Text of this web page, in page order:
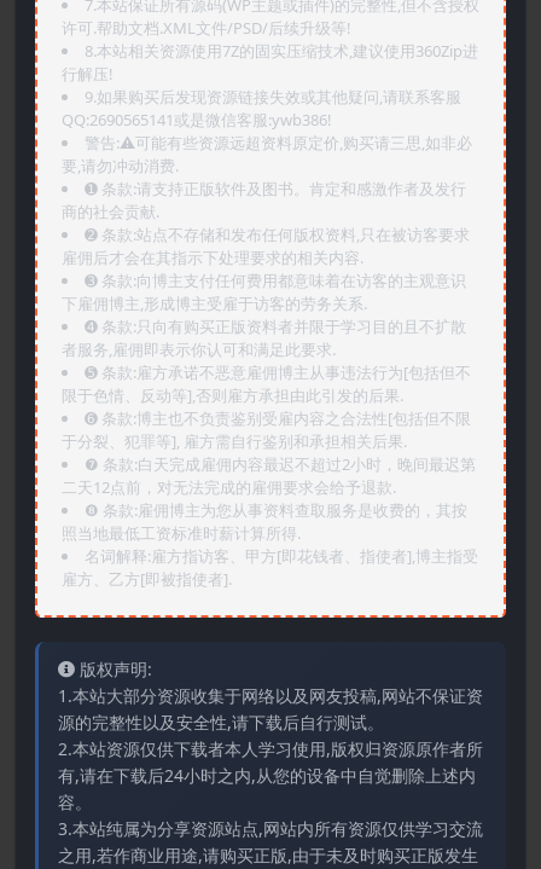
7.本站保证所有源码(WP主题或插件)的完整性,但不含授权
许可.帮助文档.XML文件/PSD/后续升级等!
8.本站相关资源使用7Z的固实压缩技术,建议使用360Zip进
行解压!
9.如果购买后发现资源链接失效或其他疑问,请联系客服
QQ:2690565141或是微信客服:ywb386!
警告:⚠️可能有些资源远超资料原定价,购买请三思,如非必
要,请勿冲动消费.
➊️ 条款:请支持正版软件及图书。肯定和感激作者及发行
商的社会贡献.
➋️ 条款:站点不存储和发布任何版权资料,只在被访客要求
雇佣后才会在其指示下处理要求的相关内容.
➌️ 条款:向博主支付任何费用都意味着在访客的主观意识
下雇佣博主,形成博主受雇于访客的劳务关系.
➍️ 条款:只向有购买正版资料者并限于学习目的且不扩散
者服务,雇佣即表示你认可和满足此要求.
➎ 条款:雇方承诺不恶意雇佣博主从事违法行为[包括但不
限于色情、反动等],否则雇方承担由此引发的后果.
➏️ 条款:博主也不负责鉴别受雇内容之合法性[包括但不限
于分裂、犯罪等], 雇方需自行鉴别和承担相关后果.
❼ 条款:白天完成雇佣内容最迟不超过2小时，晚间最迟第
二天12点前，对无法完成的雇佣要求会给予退款.
❽ 条款:雇佣博主为您从事资料查取服务是收费的，其按
照当地最低工资标准时薪计算所得.
名词解释:雇方指访客、甲方[即花钱者、指使者],博主指受
雇方、乙方[即被指使者].
版权声明:
1.本站大部分资源收集于网络以及网友投稿,网站不保证资
源的完整性以及安全性,请下载后自行测试。
2.本站资源仅供下载者本人学习使用,版权归资源原作者所
有,请在下载后24小时之内,从您的设备中自觉删除上述内
容。
3.本站纯属为分享资源站点,网站内所有资源仅供学习交流
之用,若作商业用途,请购买正版,由于未及时购买正版发生